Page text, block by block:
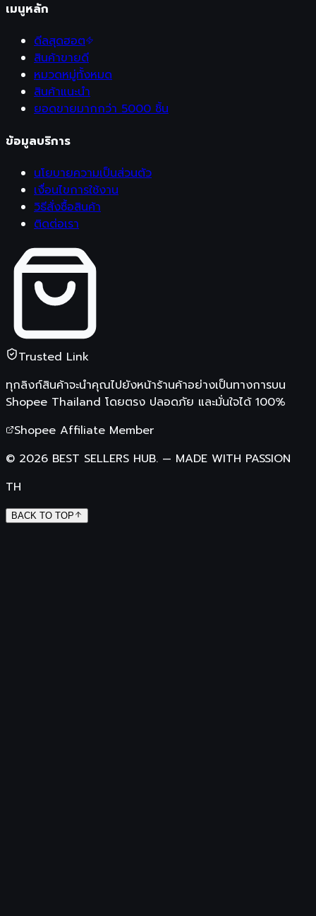
เมนูหลัก
ดีลสุดฮอต
สินค้าขายดี
หมวดหมู่ทั้งหมด
สินค้าแนะนำ
ยอดขายมากกว่า 5000 ชิ้น
ข้อมูลบริการ
นโยบายความเป็นส่วนตัว
เงื่อนไขการใช้งาน
วิธีสั่งซื้อสินค้า
ติดต่อเรา
Trusted Link
ทุกลิงก์สินค้าจะนำคุณไปยังหน้าร้านค้าอย่างเป็นทางการบน
Shopee Thailand โดยตรง ปลอดภัย และมั่นใจได้ 100%
Shopee Affiliate Member
© 2026 BEST SELLERS HUB. — MADE WITH PASSION
TH
BACK TO TOP